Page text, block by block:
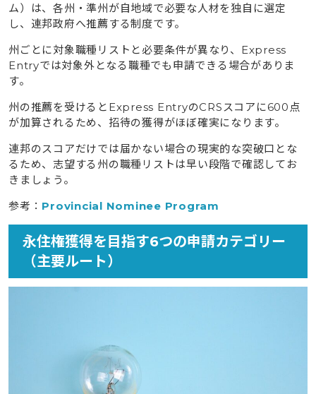
ム）は、各州・準州が自地域で必要な人材を独自に選定
し、連邦政府へ推薦する制度です。
州ごとに対象職種リストと必要条件が異なり、Express
Entryでは対象外となる職種でも申請できる場合がありま
す。
州の推薦を受けるとExpress EntryのCRSスコアに600点
が加算されるため、招待の獲得がほぼ確実になります。
連邦のスコアだけでは届かない場合の現実的な突破口とな
るため、志望する州の職種リストは早い段階で確認してお
きましょう。
参考： Provincial Nominee Program
永住権獲得を目指す6つの申請カテゴリー
（主要ルート）